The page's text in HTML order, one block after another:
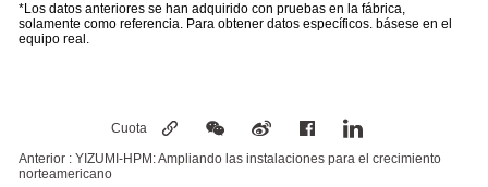
*Los datos anteriores se han adquirido con pruebas en la fábrica,
solamente como referencia. Para obtener datos específicos. básese en el
equipo real.
Cuota
Anterior : YIZUMI-HPM: Ampliando las instalaciones para el crecimiento
norteamericano